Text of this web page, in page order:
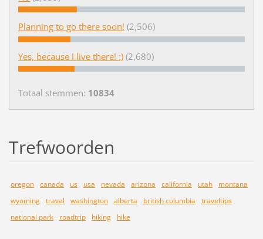
Planning to go there soon! (2,506)
Yes, because I live there! :) (2,680)
Totaal stemmen: 10834
Trefwoorden
oregon canada us usa nevada arizona california utah
montana
wyoming travel washington alberta british columbia
traveltips
national park
roadtrip hiking hike